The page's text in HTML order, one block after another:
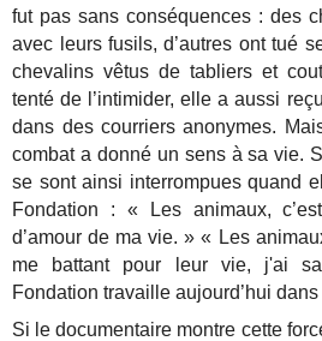
fut pas sans conséquences : des
avec leurs fusils, d’autres ont tué
chevalins vêtus de tabliers et
tenté de l’intimider, elle a aussi
dans des courriers anonymes.
combat a donné un sens à sa vie.
se sont ainsi interrompues quand
Fondation : « Les animaux,
d’amour de ma vie. » « Les
me battant pour leur vie, j'ai
Fondation travaille aujourd’hui
Si le documentaire montre cette